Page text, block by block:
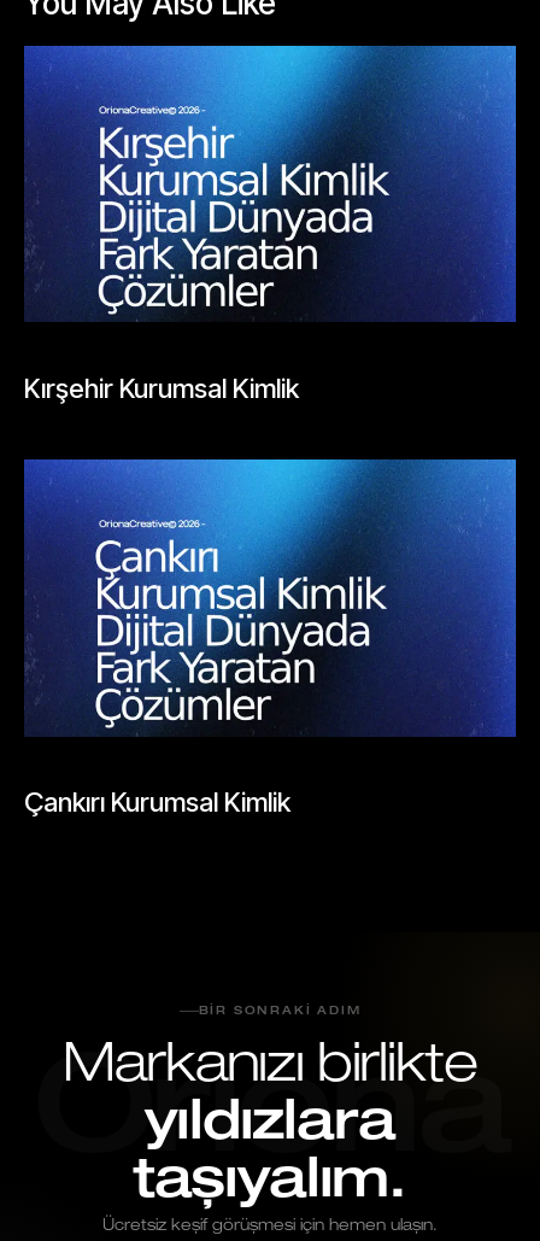
Kırşehir Kurumsal Kimlik
Çankırı Kurumsal Kimlik
Oriona
BIR SONRAKI ADIM
Markanızı birlikte
yıldızlara
taşıyalım.
Ücretsiz keşif görüşmesi için hemen ulaşın.